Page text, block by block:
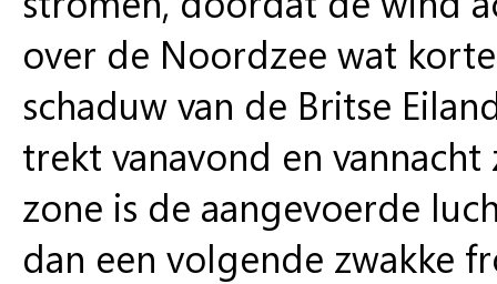
over de Noordzee wat
schaduw van de Britse
trekt vanavond en
zone is de aangevoerde
dan een volgende zwakke